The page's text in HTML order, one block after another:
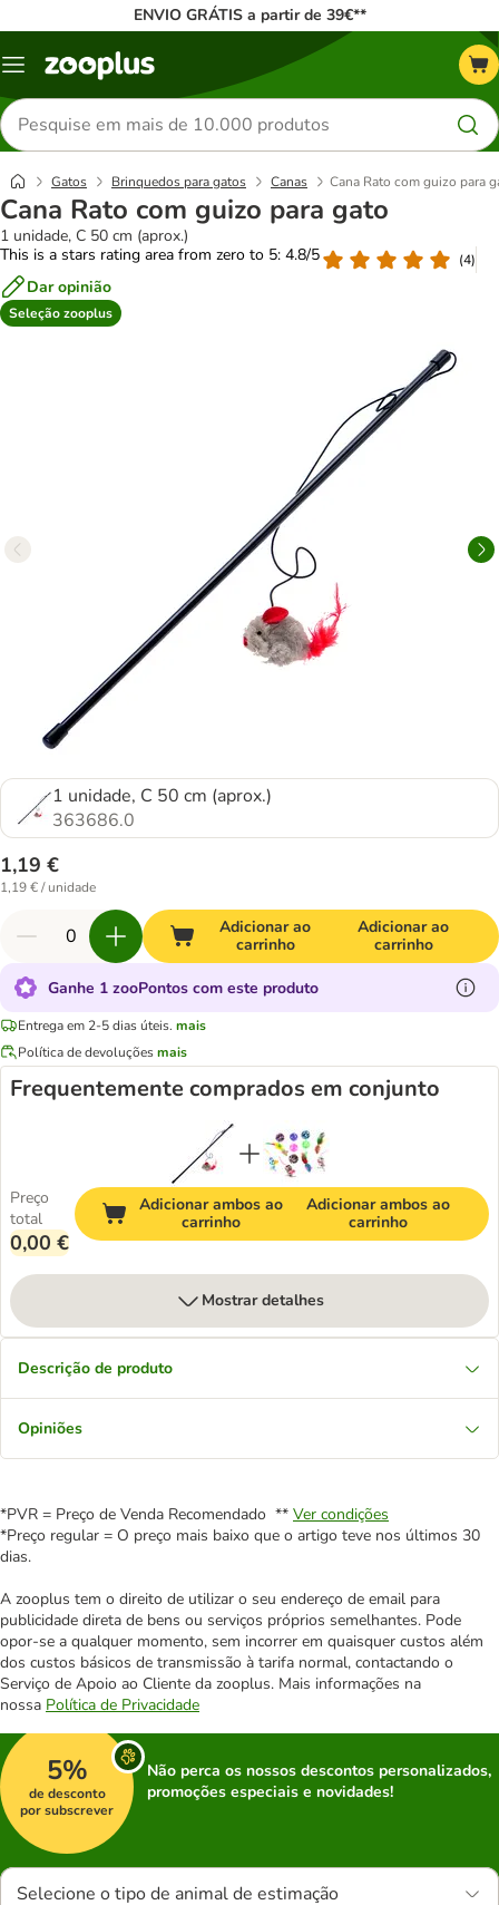
ENVIO GRÁTIS a partir de 39€**
Menu
Pesquisar
produtos
Gatos Brinquedos para gatos Canas Cana Rato com guizo para
Cana Rato com guizo para gato
1 unidade, C 50 cm (aprox.)
This is a stars rating area from zero to 5: 4.8/5
(4)
Dar opinião
Seleção zooplus
1 unidade, C 50 cm (aprox.)
363686.0
1,19 €
1,19 € / unidade
Adicionar ao
carrinho
Adicionar ao
carrinho
Ganhe 1 zooPontos com este produto
Entrega em 2-5 dias úteis. mais
Política de devoluçõesmais
Frequentemente comprados em conjunto
Preço
total
0,00 €
Adicionar ambos ao
carrinho
Adicionar ambos ao
carrinho
Mostrar detalhes
Descrição de produto
Opiniões
*PVR = Preço de Venda Recomendado ** Ver condições
*Preço regular = O preço mais baixo que o artigo teve nos últimos 30
dias.
A zooplus tem o direito de utilizar o seu endereço de email para
publicidade direta de bens ou serviços próprios semelhantes. Pode
opor-se a qualquer momento, sem incorrer em quaisquer custos além
dos custos básicos de transmissão à tarifa normal, contactando o
Serviço de Apoio ao Cliente da zooplus. Mais informações na
nossa Política de Privacidade
5%
de desconto
por subscrever
Não perca os nossos descontos personalizados,
promoções especiais e novidades!
Selecione o tipo de animal de estimação